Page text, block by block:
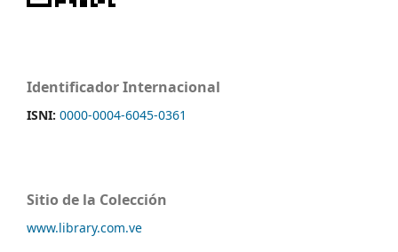
Identificador Internacional
ISNI: 0000-0004-6045-0361
Sitio de la Colección
www.library.com.ve